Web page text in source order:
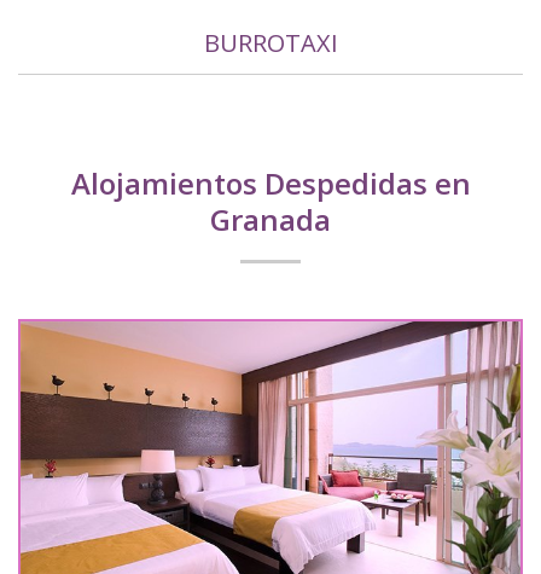
BURROTAXI
Alojamientos Despedidas en
Granada